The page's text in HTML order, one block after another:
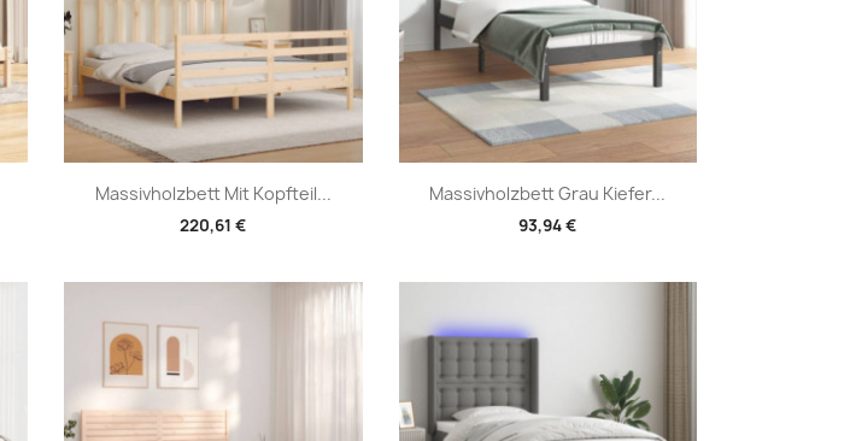
Massivholzbett Mit Kopfteil...
220,61 €
Vorschau Massivholzbett Grau Kiefer...
93,94 €
Vorschau